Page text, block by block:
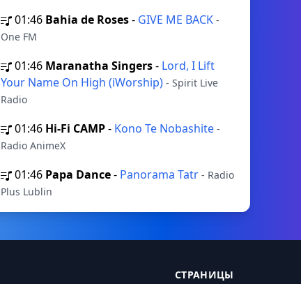
01:46 Bahia de Roses- GIVE ME BACK -
One FM
01:46 Maranatha Singers- Lord, I Lift
Your Name On High (iWorship) - Spirit Live
Radio
01:46 Hi‐Fi CAMP- Kono Te Nobashite -
Radio AnimeX
01:46 Papa Dance- Panorama Tatr - Radio
Plus Lublin
СТРАНИЦЫ